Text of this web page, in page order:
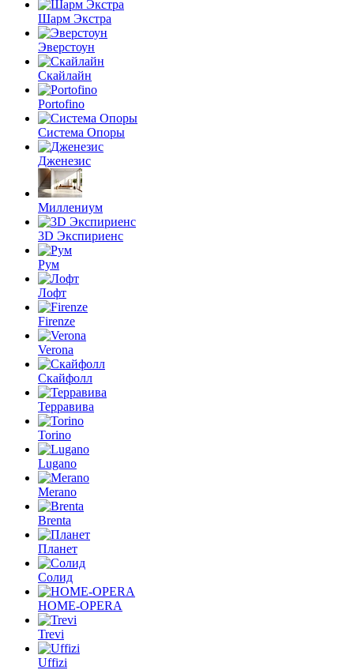
Шарм Экстра
Эверстоун
Скайлайн
Portofino
Система Опоры
Дженезис
Миллениум
3D Экспириенс
Рум
Лофт
Firenze
Verona
Скайфолл
Терравива
Torino
Lugano
Merano
Brenta
Планет
Солид
HOME-OPERA
Trevi
Uffizi